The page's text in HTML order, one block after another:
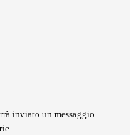
inviato un messaggio